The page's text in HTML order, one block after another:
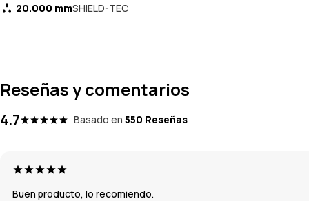
20.000 mmSHIELD-TEC
Reseñas y comentarios
4.7 Basado en 550 Reseñas
Buen producto, lo recomiendo.